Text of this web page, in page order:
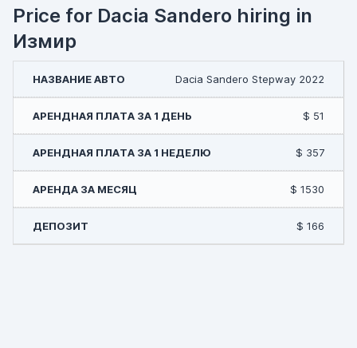
Price for Dacia Sandero hiring in
Измир
Dacia Sandero Stepway 2022
$ 51
$ 357
$ 1530
$ 166